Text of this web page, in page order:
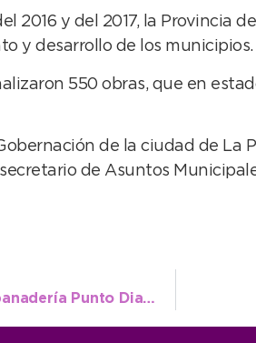
2016 y del 2017, la Provincia
y desarrollo de los municipios.
550 obras, que en
de la ciudad de La
de Asuntos
El ENTUR y la distribuidora de insumos para panadería Punto Diamante lanzaron el Postre Necochea